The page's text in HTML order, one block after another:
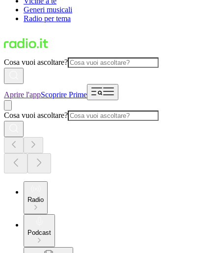
Generi musicali
Radio per tema
Cosa vuoi ascoltare?
Aprire l'appScoprire Prime
Cosa vuoi ascoltare?
Radio
Podcast